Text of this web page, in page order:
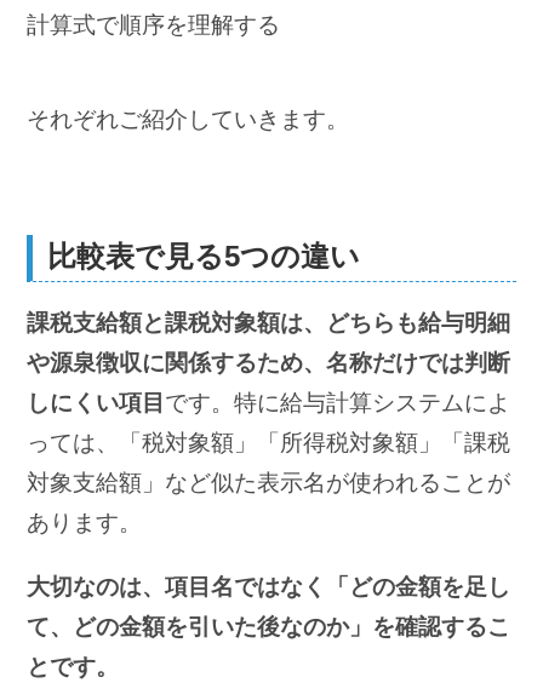
計算式で順序を理解する
それぞれご紹介していきます。
比較表で見る5つの違い
課税支給額と課税対象額は、どちらも給与明細
や源泉徴収に関係するため、名称だけでは判断
しにくい項目 です。特に給与計算システムによ
っては、「税対象額」「所得税対象額」「課税
対象支給額」など似た表示名が使われることが
あります。
大切なのは、項目名ではなく「どの金額を足し
て、どの金額を引いた後なのか」を確認するこ
とです。